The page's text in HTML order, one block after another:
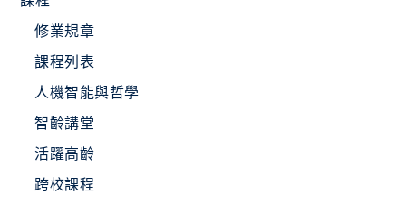
修業規章
課程列表
人機智能與哲學
智齡講堂
活躍高齡
跨校課程